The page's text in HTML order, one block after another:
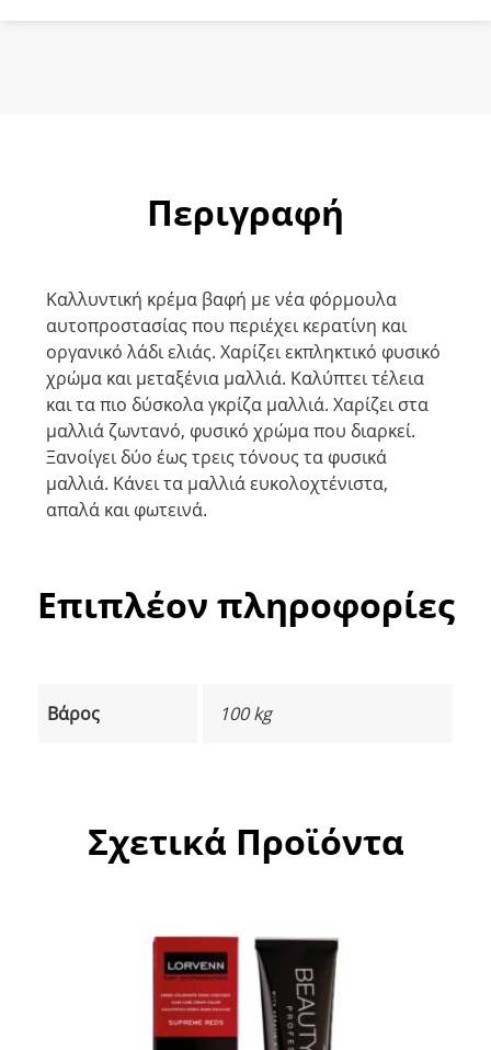
Περιγραφή
Καλλυντική κρέμα βαφή με νέα φόρμουλα
αυτοπροστασίας που περιέχει κερατίνη και
οργανικό λάδι ελιάς. Χαρίζει εκπληκτικό φυσικό
χρώμα και μεταξένια μαλλιά. Καλύπτει τέλεια
και τα πιο δύσκολα γκρίζα μαλλιά. Χαρίζει στα
μαλλιά ζωντανό, φυσικό χρώμα που διαρκεί.
Ξανοίγει δύο έως τρεις τόνους τα φυσικά
μαλλιά. Κάνει τα μαλλιά ευκολοχτένιστα,
απαλά και φωτεινά.
Επιπλέον πληροφορίες
Βάρος 100 kg
Σχετικά Προϊόντα